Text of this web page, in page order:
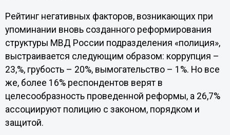
Рейтинг негативных факторов, возникающих при
упоминании вновь созданного реформирования
структуры МВД России подразделения «полиция»,
выстраивается следующим образом: коррупция –
23,%, грубость – 20%, вымогательство – 1%. Но все
же, более 16% респондентов верят в
целесообразность проведенной реформы, а 26,7%
ассоциируют полицию с законом, порядком и
защитой.